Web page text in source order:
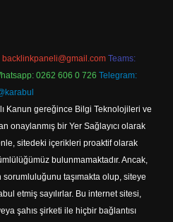
backlinkpaneli@gmail.com Teams:
0262 606 0 726 Telegram:
Kanun gereğince Bilgi Teknolojileri ve
onaylanmış bir Yer Sağlayıcı olarak
sitedeki içerikleri proaktif olarak
bulunmamaktadır. Ancak,
sorumluluğunu taşımakta olup, siteye
etmiş sayılırlar. Bu internet sitesi,
şahıs şirketi ile hiçbir bağlantısı